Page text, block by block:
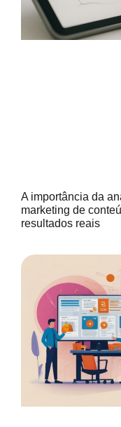
A importância da
marketing de
resultados reais